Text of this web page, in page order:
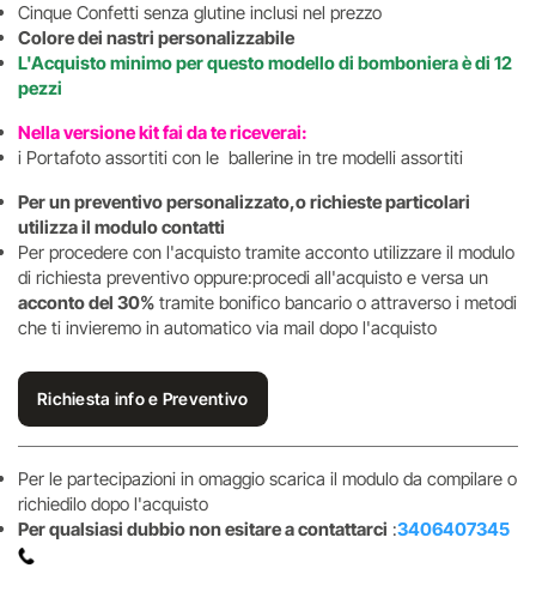
Cinque Confetti senza glutine inclusi nel prezzo
Colore dei nastri personalizzabile
L'Acquisto minimo per questo modello di bomboniera è di 12
pezzi
Nella versione kit fai da te riceverai:
i Portafoto assortiti con le ballerine in tre modelli assortiti
Per un preventivo personalizzato,o richieste particolari
utilizza il modulo contatti
Per procedere con l'acquisto tramite acconto utilizzare il modulo
di richiesta preventivo oppure:procedi all'acquisto e versa un
acconto del 30% tramite bonifico bancario o attraverso i metodi
che ti invieremo in automatico via mail dopo l'acquisto
Richiesta info e Preventivo
Per le partecipazioni in omaggio scarica il modulo da compilare o
richiedilo dopo l'acquisto
Per qualsiasi dubbio non esitare a contattarci :3406407345